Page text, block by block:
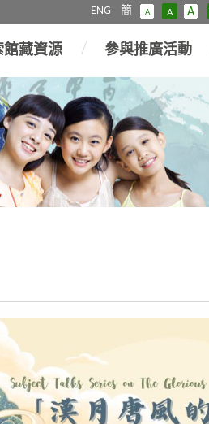
ENG 簡 A A A
館藏資源 參與推廣活動